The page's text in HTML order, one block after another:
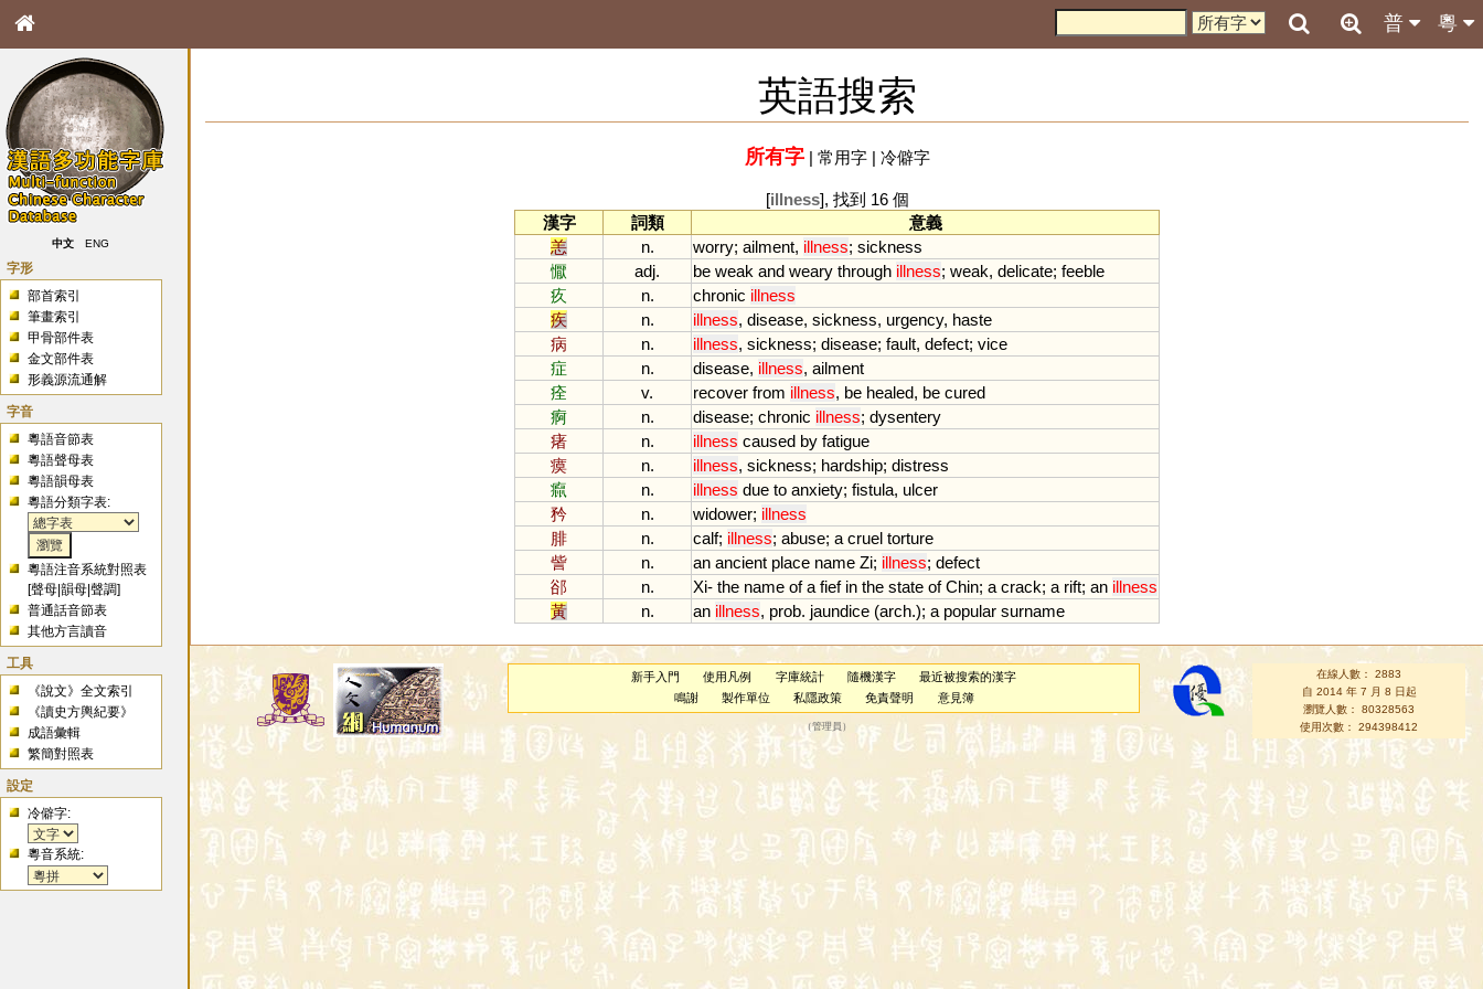
粵
普
中文 ENG
字形
部首索引
筆畫索引
甲骨部件表
金文部件表
形義源流通解
字音
粵語音節表
粵語聲母表
粵語韻母表
粵語分類字表:
粵語注音系統對照表
[聲母 |韻母 |聲調]
普通話音節表
其他方言讀音
工具
《說文》全文索引
《讀史方輿紀要》
成語彙輯
繁簡對照表
設定
冷僻字:
粵音系統:
英語搜索
所有字| 常用字| 冷僻字
[illness], 找到 16 個
漢字
詞類
意義
恙
n. worry; ailment, illness; sickness
懨
adj. be weak and weary through illness; weak, delicate; feeble
疚
n. chronic illness
疾
n. illness, disease, sickness, urgency, haste
病
n. illness, sickness; disease; fault, defect; vice
症
n. disease, illness, ailment
痊
v. recover from illness, be healed, be cured
痾
n. disease; chronic illness; dysentery
瘏
n. illness caused by fatigue
瘼
n. illness, sickness; hardship; distress
癙
n. illness due to anxiety; fistula, ulcer
矜
n. widower; illness
腓
n. calf; illness; abuse; a cruel torture
訾
n. an ancient place name Zi; illness; defect
郤
n. Xi- the name of a fief in the state of Chin; a crack; a rift; an illness
黃
n. an illness, prob. jaundice (arch.); a popular surname
新手入門 使用凡例 字庫統計 隨機漢字
最近被搜索的漢字
鳴謝
製作單位 私隱政策 免責聲明 意見簿
（管理員 ）
在線人數： 2883
自 2014 年 7 月 8 日起
瀏覽人數： 80328563
使用次數： 294398412